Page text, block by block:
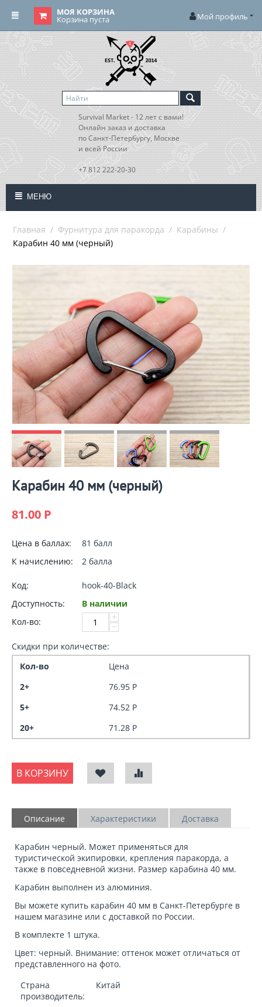
МОЯ КОРЗИНА
Корзина пуста Мой профиль
Survival Market - 12 лет с вами!
Онлайн заказ и доставка
по Санкт-Петербургу, Москве
и всей России
+7 812 222-20-30
МЕНЮ
Главная / Фурнитура для паракорда / Карабины /
Карабин 40 мм (черный)
Карабин 40 мм (черный)
81.00 Р
Цена в баллах:
81 балл
К начислению:
2 балла
Код:
hook-40-Black
Доступность:
В наличии
Кол-во:
+
−
Скидки при количестве:
Кол-во
Цена
2+
76.95 Р
5+
74.52 Р
20+
71.28 Р
В КОРЗИНУ
Описание Характеристики Доставка
Карабин черный. Может применяться для
туристической экипировки, крепления паракорда, а
также в повседневной жизни. Размер карабина 40 мм.
Карабин выполнен из алюминия.
Вы можете купить карабин 40 мм в Санкт-Петербурге в
нашем магазине или с доставкой по России.
В комплекте 1 штука.
Цвет: черный. Внимание: оттенок может отличаться от
представленного на фото.
Страна
производитель:
Китай